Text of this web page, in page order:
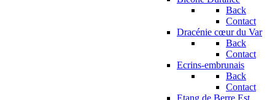
Back
Contact
Dracénie cœur du Var
Back
Contact
Ecrins-embrunais
Back
Contact
Etang de Berre Est